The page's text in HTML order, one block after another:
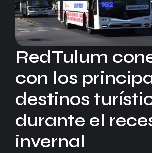
RedTulum
con los
destinos
durante el
invernal